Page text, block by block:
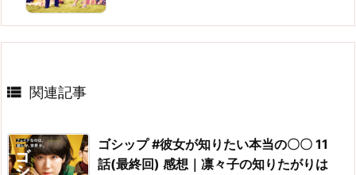
 関連記事
ゴシップ #彼女が知りたい本当の〇〇 11
話(最終回) 感想｜凛々子の知りたがりは